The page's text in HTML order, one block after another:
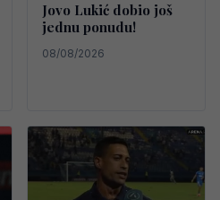
Jovo Lukić dobio još
jednu ponudu!
08/08/2026